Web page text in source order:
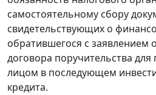
самостоятельному сбору
свидетельствующих о
обратившегося с заявлением
договора поручительства
лицом в последующем
кредита.